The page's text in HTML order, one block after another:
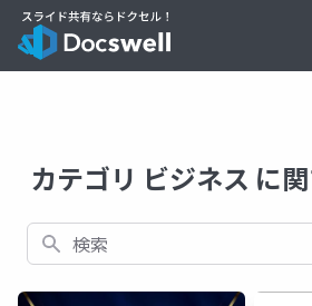
カテゴリ ビジネス に
検索